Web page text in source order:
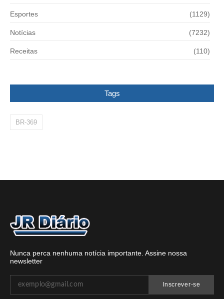
Esportes (1129)
Notícias (7232)
Receitas (110)
Tags
BR-369
Nunca perca nenhuma notícia importante. Assine nossa
newsletter
Inscrever-se